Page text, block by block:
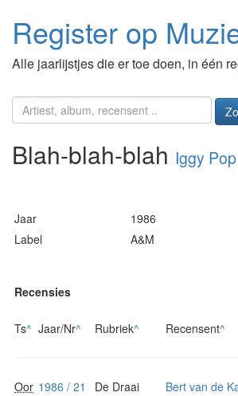
Register op
Alle jaarlijstjes die er toe doen, in één
Blah-blah-blah Iggy Pop
Jaar
1986
Label
A&M
Recensies
Ts^ Jaar/Nr^ Rubriek^ Recensent^
Oor 1986 / 21 De Draai
Bert van de